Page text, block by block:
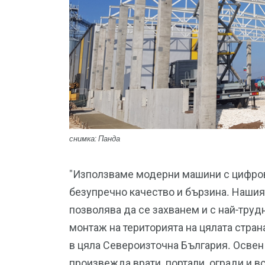
снимка: Панда
"Използваме модерни машини с
безупречно качество и бързина.
позволява да се захванем и с най-
монтаж на територията на цялата
в цяла Североизточна България.